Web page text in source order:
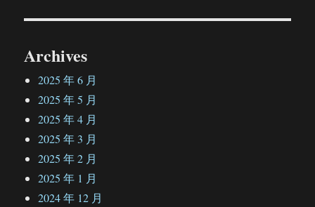
Archives
2025 年 6 月
2025 年 5 月
2025 年 4 月
2025 年 3 月
2025 年 2 月
2025 年 1 月
2024 年 12 月